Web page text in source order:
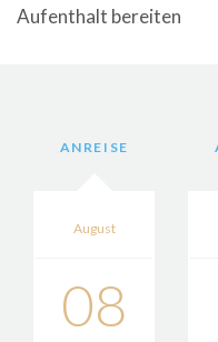
Aufenthalt bereiten
ANREISE
August
08